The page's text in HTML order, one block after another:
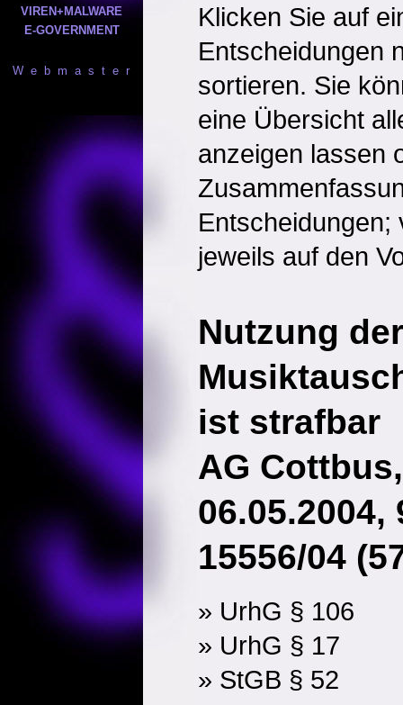
VIREN+MALWARE
E-GOVERNMENT
W e b m a s t e r
Klicken Sie auf
Entscheidungen
sortieren. Sie
eine Übersicht
anzeigen lassen
Entscheidungen;
jeweils auf den
Nutzung der
ist strafbar
AG
06.05.2004,
15556/04
» UrhG § 106
» UrhG § 17
» StGB § 52